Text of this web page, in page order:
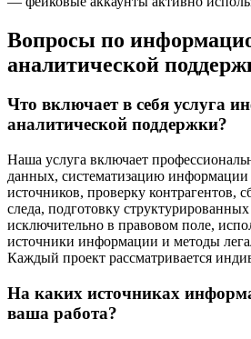
Вопросы по
аналитической
Что включает в себя услуга
аналитической поддержки?
Наша услуга включает
данных, систематизацию
источников, проверку контрагентов,
следа, подготовку
исключительно в правовом поле,
источники информации и методы
Каждый проект рассматривается
На каких источниках
ваша работа?